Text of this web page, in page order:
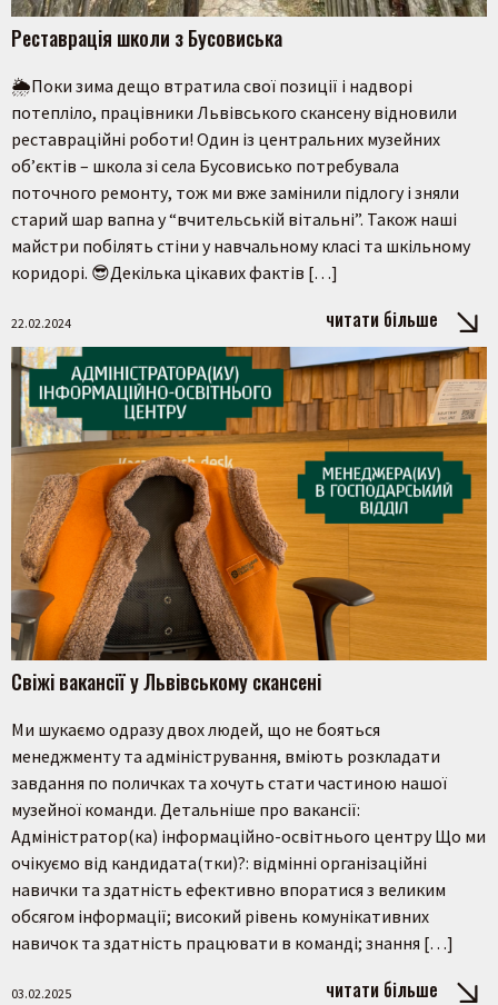
Реставрація школи з Бусовиська
🌦️Поки зима дещо втратила свої позиції і надворі
потепліло, працівники Львівського скансену відновили
реставраційні роботи! Один із центральних музейних
об’єктів – школа зі села Бусовисько потребувала
поточного ремонту, тож ми вже замінили підлогу і зняли
старий шар вапна у “вчительській вітальні”. Також наші
майстри побілять стіни у навчальному класі та шкільному
коридорі. 😎Декілька цікавих фактів […]
22.02.2024 читати більше
Свіжі вакансії у Львівському скансені
Ми шукаємо одразу двох людей, що не бояться
менеджменту та адміністрування, вміють розкладати
завдання по поличках та хочуть стати частиною нашої
музейної команди. Детальніше про вакансії:
Адміністратор(ка) інформаційно-освітнього центру Що ми
очікуємо від кандидата(тки)?: відмінні організаційні
навички та здатність ефективно впоратися з великим
обсягом інформації; високий рівень комунікативних
навичок та здатність працювати в команді; знання […]
03.02.2025 читати більше